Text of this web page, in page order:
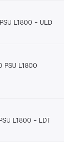
L1800 ULD
PSU L1800
L1800 LDT